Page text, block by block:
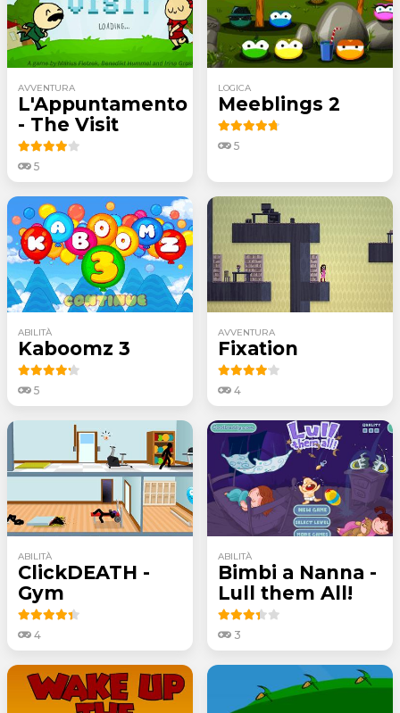
AVVENTURA
L'Appuntamento
- The Visit
5
LOGICA
Meeblings 2
5
ABILITÀ
Kaboomz 3
5
AVVENTURA
Fixation
4
ABILITÀ
ClickDEATH -
Gym
4
ABILITÀ
Bimbi a Nanna -
Lull them All!
3